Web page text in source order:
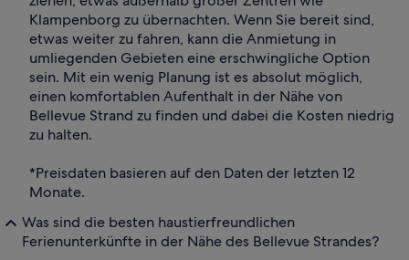
Klampenborg zu übernachten. Wenn Sie bereit sind,
etwas weiter zu fahren, kann die Anmietung in
umliegenden Gebieten eine erschwingliche Option
sein. Mit ein wenig Planung ist es absolut möglich,
einen komfortablen Aufenthalt in der Nähe von
Bellevue Strand zu finden und dabei die Kosten niedrig
zu halten.
*Preisdaten basieren auf den Daten der letzten 12
Monate.
Was sind die besten haustierfreundlichen
Ferienunterkünfte in der Nähe des Bellevue Strandes?